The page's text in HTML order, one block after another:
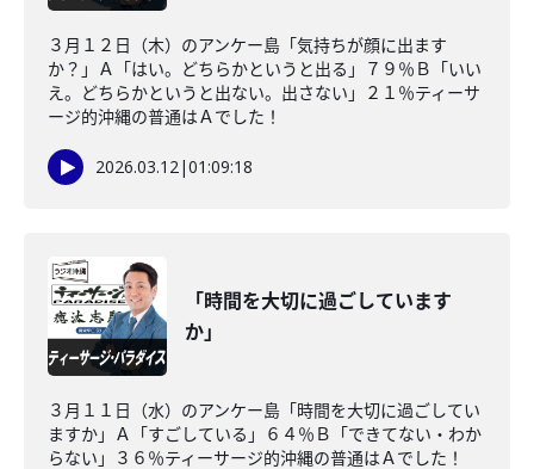
３月１２日（木）のアンケー島「気持ちが顔に出ます
か？」Ａ「はい。どちらかというと出る」７９％Ｂ「いい
え。どちらかというと出ない。出さない」２１％ティーサ
ージ的沖縄の普通はＡでした！
2026.03.12|01:09:18
「時間を大切に過ごしています
か」
３月１１日（水）のアンケー島「時間を大切に過ごしてい
ますか」Ａ「すごしている」６４％Ｂ「できてない・わか
らない」３６％ティーサージ的沖縄の普通はＡでした！